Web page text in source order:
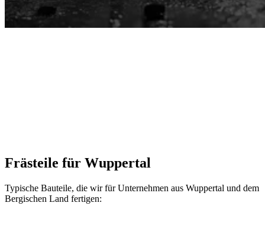
Frästeile für Wuppertal
Typische Bauteile, die wir für Unternehmen aus Wuppertal und dem
Bergischen Land fertigen: